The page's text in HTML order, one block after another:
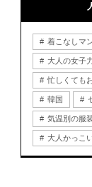
着こなしマ
大人の女子
忙しくても
韓国
気温別の服
大人かっこ